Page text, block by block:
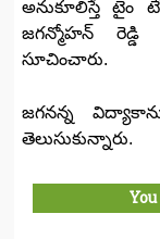
అనుకూలిస్తే టైం
జగన్మోహన్ రెడ్డి
సూచించారు.
జగనన్న
తెలుసుకున్నారు.